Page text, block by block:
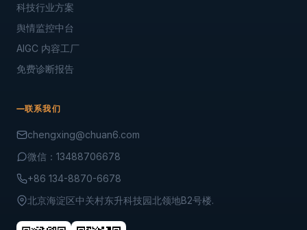
科技行业方案
舆情监控中台
AIGC 内容工厂
免费诊断报告
联系我们
chengxing@chuan6.com
微信：13488706678
+86 134-8870-6678
北京海淀区中关村东升科技园北领地B2号楼.